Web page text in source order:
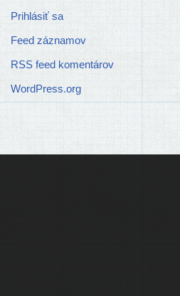
Prihlásiť sa
Feed záznamov
RSS feed komentárov
WordPress.org